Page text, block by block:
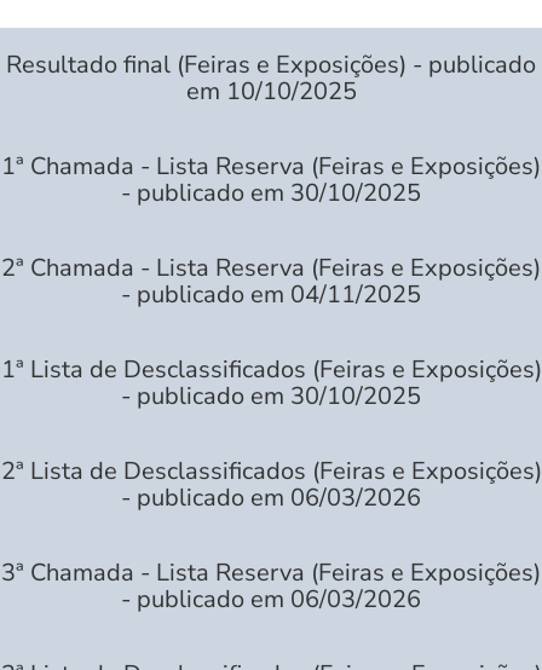
Resultado final (Feiras e Exposições) - publicado
em 10/10/2025
1ª Chamada - Lista Reserva (Feiras e Exposições)
- publicado em 30/10/2025
2ª Chamada - Lista Reserva (Feiras e Exposições)
- publicado em 04/11/2025
1ª Lista de Desclassificados (Feiras e Exposições)
- publicado em 30/10/2025
2ª Lista de Desclassificados (Feiras e Exposições)
- publicado em 06/03/2026
3ª Chamada - Lista Reserva (Feiras e Exposições)
- publicado em 06/03/2026